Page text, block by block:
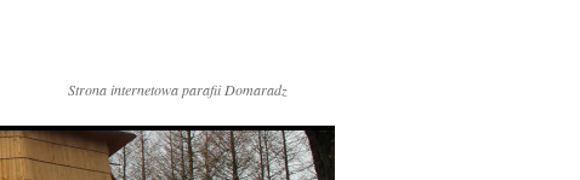
Strona internetowa parafii Domaradz